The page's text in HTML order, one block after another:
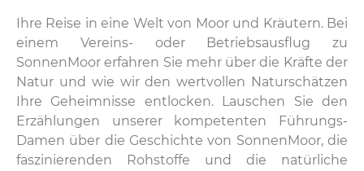
Ihre Reise in eine Welt von Moor und Kräutern. Bei
einem Vereins- oder Betriebsausflug zu
SonnenMoor erfahren Sie mehr über die Kräfte der
Natur und wie wir den wertvollen Naturschätzen
Ihre Geheimnisse entlocken. Lauschen Sie den
Erzählungen unserer kompetenten Führungs-
Damen über die Geschichte von SonnenMoor, die
faszinierenden Rohstoffe und die natürliche